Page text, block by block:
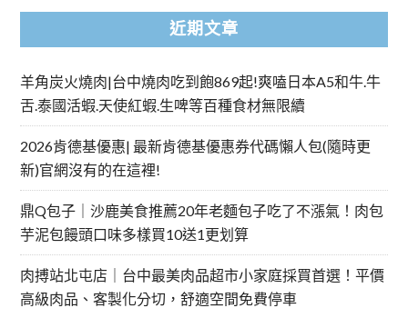
近期文章
羊角炭火燒肉|台中燒肉吃到飽869起!爽嗑日本A5和牛.牛
舌.泰國活蝦.天使紅蝦.生啤等百種食材無限續
2026肯德基優惠| 最新肯德基優惠券代碼懶人包(隨時更
新)官網沒有的在這裡!
鼎Q包子｜沙鹿美食推薦20年老麵包子吃了不漲氣！肉包
芋泥包饅頭口味多樣買10送1更划算
肉搏站北屯店｜台中最美肉品超市小家庭採買首選！平價
高級肉品、客製化分切，舒適空間免費停車